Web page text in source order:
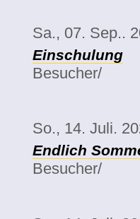
Sa., 07. Sep..
Einschulung
Besucher/
So., 14. Juli.
Endlich
Besucher/